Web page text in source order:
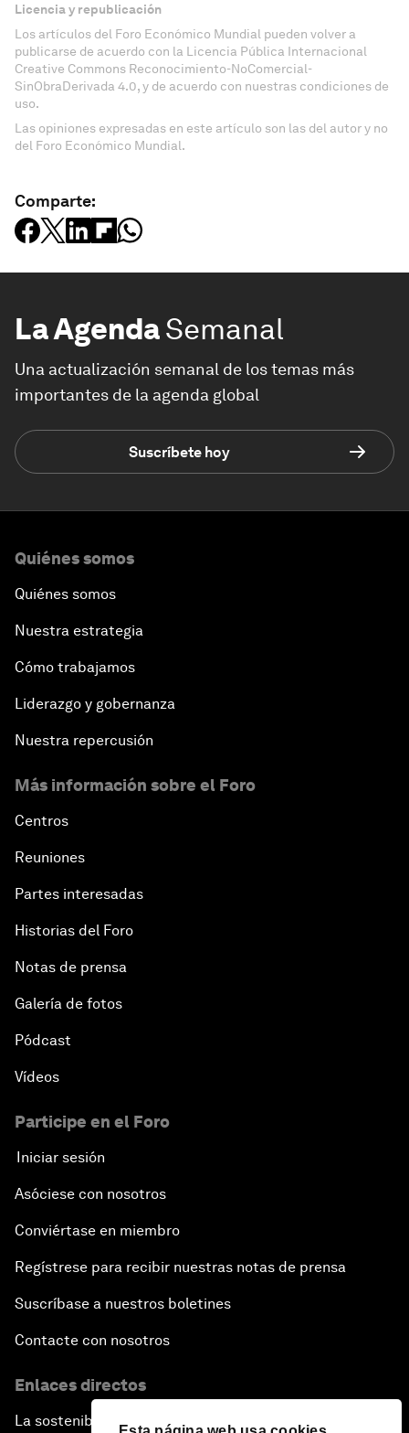
Licencia y republicación
Los artículos del Foro Económico Mundial pueden volver a
publicarse de acuerdo con la Licencia Pública Internacional
Creative Commons Reconocimiento-NoComercial-
SinObraDerivada 4.0, y de acuerdo con nuestras condiciones de
uso.
Las opiniones expresadas en este artículo son las del autor y no
del Foro Económico Mundial.
Comparte:
La AgendaSemanal
Una actualización semanal de los temas más
importantes de la agenda global
Suscríbete hoy
Quiénes somos
Quiénes somos
Nuestra estrategia
Cómo trabajamos
Liderazgo y gobernanza
Nuestra repercusión
Más información sobre el Foro
Centros
Reuniones
Partes interesadas
Historias del Foro
Notas de prensa
Galería de fotos
Pódcast
Vídeos
Participe en el Foro
Iniciar sesión
Asóciese con nosotros
Conviértase en miembro
Regístrese para recibir nuestras notas de prensa
Suscríbase a nuestros boletines
Contacte con nosotros
Enlaces directos
La sostenibilidad en el Foro